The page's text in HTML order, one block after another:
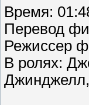
Время:
Перевод
Режиссер
В ролях: